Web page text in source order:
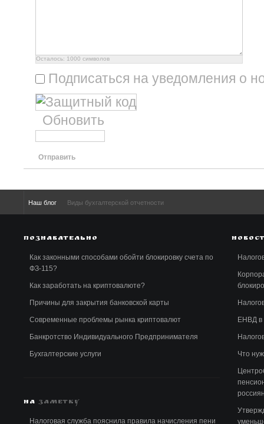
Осталось: 1000 символов
Подписаться на уведомления о
Обновить
Отправить
Наш блог Виды бухгалтерской отчетности
ПОЗНАВАТЕЛЬНО
Как законными способами обойти блокировку счета по
ФЗ-115?
Как заработать на криптовалюте?
Причины для закрытия банковской карты
Современные проблемы рынка криптовалют
Банкротство Индивидуального Предпринимателя
Бухгалтерские услуги
НА ЗАМЕТКУ
Налоговая служба пояснила правила начисления пени
ЕНВД в
Что